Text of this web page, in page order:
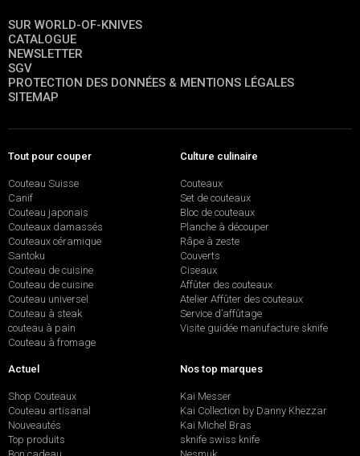
SUR WORLD-OF-KNIVES
CATALOGUE
NEWSLETTER
SGV
PROTECTION DES DONNÉES & MENTIONS LÉGALES
SITEMAP
Tout pour couper
Couteau Suisse
Canif
Couteau japonais
Couteaux damassés
Couteaux céramique
Santoku
Couteau de cuisine
Couteau de cuisine
Couteau universel
Couteau à steak
couteau à pain
Couteau à fromage
Culture culinaire
Couteaux
Set de couteaux
Bloc de couteaux
Planche à découper
Râpe à zeste
Couverts
Ciseaux
Affûter des couteaux
Atelier Affûter des couteaux
Service d’affûtage
Visite guidée manufacture sknife
Actuel
Shop Couteaux
Couteau artisanal
Nouveautés
Top produits
Nos top marques
Kai Messer
Kai Collection by Danny Khezzar
Kai Michel Bras
sknife swiss knife